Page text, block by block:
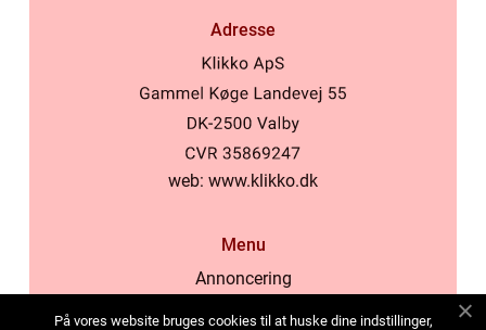
Adresse
web: www.klikko.dk
Menu
Annoncering
På vores website bruges cookies til at huske dine indstillinger,